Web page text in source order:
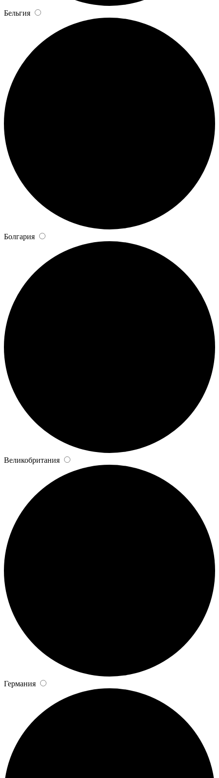
Бельгия
Болгария
Великобритания
Германия